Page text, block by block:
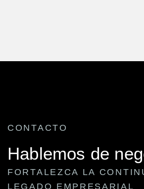
CONTACTO
Hablemos de
FORTALEZCA LA
LEGADO EMPRESARIAL